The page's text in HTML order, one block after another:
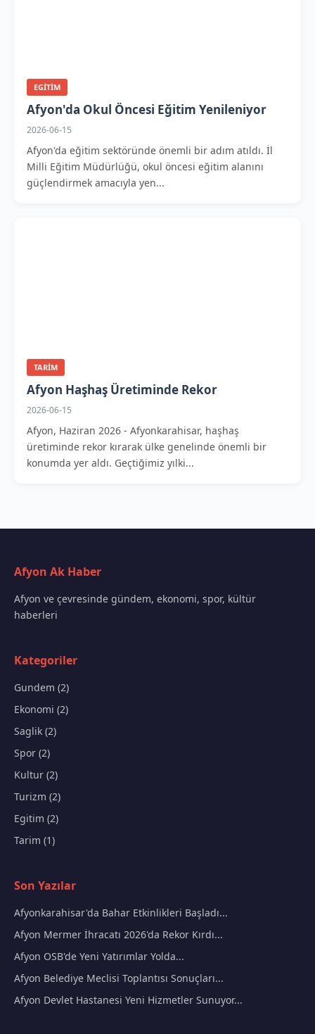
EGITIM
Afyon'da Okul Öncesi Eğitim Yenileniyor
2026-06-15
Afyon'da eğitim sektöründe önemli bir adım atıldı. İl
Milli Eğitim Müdürlüğü, okul öncesi eğitim alanını
güçlendirmek amacıyla yen...
TARIM
Afyon Haşhaş Üretiminde Rekor
2026-06-15
Afyon, Haziran 2026 - Afyonkarahisar, haşhaş
üretiminde rekor kırarak ülke genelinde önemli bir
konumda yer aldı. Geçtiğimiz yılki...
Afyon Ak Haber
Afyon ve çevresinde gündem, ekonomi, spor, kültür
haberleri
Kategoriler
Gundem (2)
Ekonomi (2)
Saglik (2)
Spor (2)
Kultur (2)
Turizm (2)
Egitim (2)
Tarim (1)
Son Yazılar
Afyonkarahisar'da Bahar Etkinlikleri Başladı...
Afyon Mermer İhracatı 2026'da Rekor Kırdı...
Afyon OSB'de Yeni Yatırımlar Yolda...
Afyon Belediye Meclisi Toplantısı Sonuçları...
Afyon Devlet Hastanesi Yeni Hizmetler Sunuyor...